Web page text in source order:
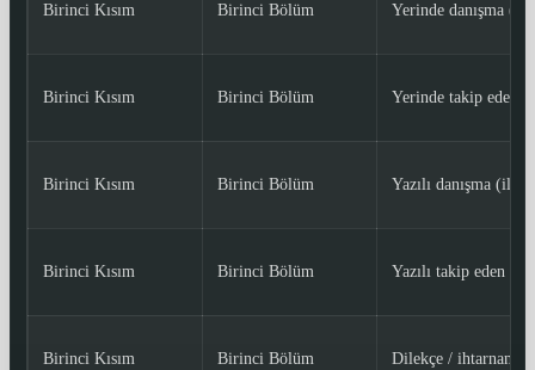
Birinci Kısım Birinci Bölüm Yerinde danışma
Birinci Kısım Birinci Bölüm Yerinde takip eden
Birinci Kısım Birinci Bölüm Yazılı danışma (ilk
Birinci Kısım Birinci Bölüm Yazılı takip eden saat
Birinci Kısım Birinci Bölüm Dilekçe / ihtarname